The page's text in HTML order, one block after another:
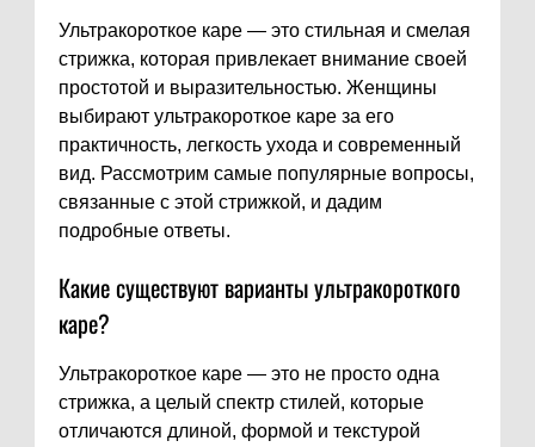
Ультракороткое каре — это стильная и смелая
стрижка, которая привлекает внимание своей
простотой и выразительностью. Женщины
выбирают ультракороткое каре за его
практичность, легкость ухода и современный
вид. Рассмотрим самые популярные вопросы,
связанные с этой стрижкой, и дадим
подробные ответы.
Какие существуют варианты ультракороткого
каре?
Ультракороткое каре — это не просто одна
стрижка, а целый спектр стилей, которые
отличаются длиной, формой и текстурой